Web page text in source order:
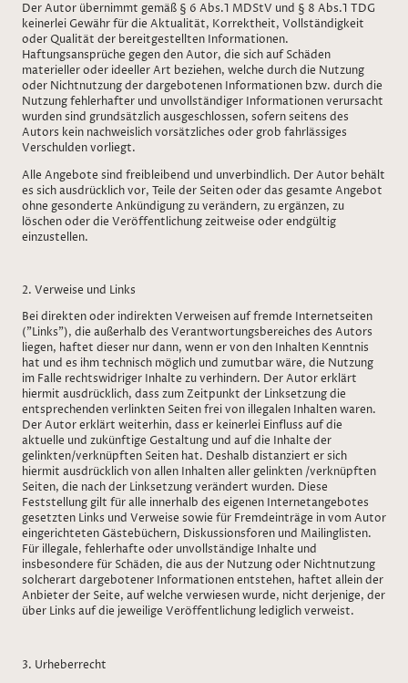
Der Autor übernimmt gemäß § 6 Abs.1 MDStV und § 8 Abs.1 TDG
keinerlei Gewähr für die Aktualität, Korrektheit, Vollständigkeit
oder Qualität der bereitgestellten Informationen.
Haftungsansprüche gegen den Autor, die sich auf Schäden
materieller oder ideeller Art beziehen, welche durch die Nutzung
oder Nichtnutzung der dargebotenen Informationen bzw. durch die
Nutzung fehlerhafter und unvollständiger Informationen verursacht
wurden sind grundsätzlich ausgeschlossen, sofern seitens des
Autors kein nachweislich vorsätzliches oder grob fahrlässiges
Verschulden vorliegt.
Alle Angebote sind freibleibend und unverbindlich. Der Autor behält
es sich ausdrücklich vor, Teile der Seiten oder das gesamte Angebot
ohne gesonderte Ankündigung zu verändern, zu ergänzen, zu
löschen oder die Veröffentlichung zeitweise oder endgültig
einzustellen.
2. Verweise und Links
Bei direkten oder indirekten Verweisen auf fremde Internetseiten
("Links"), die außerhalb des Verantwortungsbereiches des Autors
liegen, haftet dieser nur dann, wenn er von den Inhalten Kenntnis
hat und es ihm technisch möglich und zumutbar wäre, die Nutzung
im Falle rechtswidriger Inhalte zu verhindern. Der Autor erklärt
hiermit ausdrücklich, dass zum Zeitpunkt der Linksetzung die
entsprechenden verlinkten Seiten frei von illegalen Inhalten waren.
Der Autor erklärt weiterhin, dass er keinerlei Einfluss auf die
aktuelle und zukünftige Gestaltung und auf die Inhalte der
gelinkten/verknüpften Seiten hat. Deshalb distanziert er sich
hiermit ausdrücklich von allen Inhalten aller gelinkten /verknüpften
Seiten, die nach der Linksetzung verändert wurden. Diese
Feststellung gilt für alle innerhalb des eigenen Internetangebotes
gesetzten Links und Verweise sowie für Fremdeinträge in vom Autor
eingerichteten Gästebüchern, Diskussionsforen und Mailinglisten.
Für illegale, fehlerhafte oder unvollständige Inhalte und
insbesondere für Schäden, die aus der Nutzung oder Nichtnutzung
solcherart dargebotener Informationen entstehen, haftet allein der
Anbieter der Seite, auf welche verwiesen wurde, nicht derjenige, der
über Links auf die jeweilige Veröffentlichung lediglich verweist.
3. Urheberrecht